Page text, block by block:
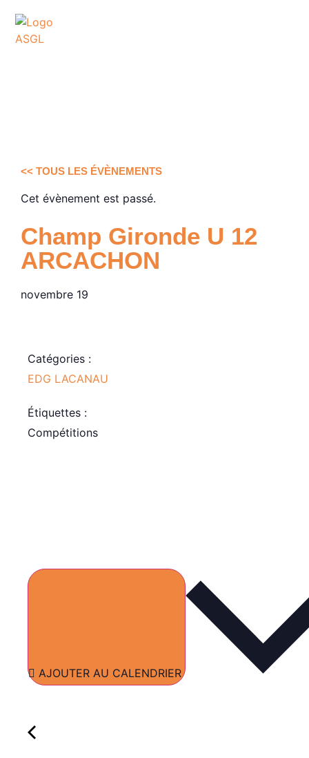
<< TOUS LES ÉVÈNEMENTS
Cet évènement est passé.
Champ Gironde U 12
ARCACHON
novembre 19
Catégories :
EDG LACANAU
Étiquettes :
Compétitions
AJOUTER AU CALENDRIER